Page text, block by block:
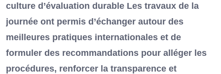
culture d’évaluation durable Les travaux de la
journée ont permis d’échanger autour des
meilleures pratiques internationales et de
formuler des recommandations pour alléger les
procédures, renforcer la transparence et